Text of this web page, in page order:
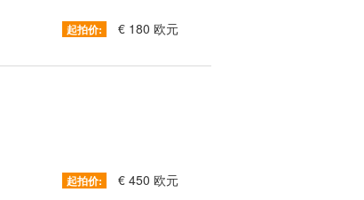
起拍价: € 180 欧元
起拍价: € 450 欧元